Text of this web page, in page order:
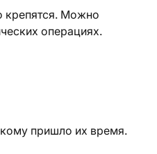
крепятся. Можно
операциях.
пришло их время.